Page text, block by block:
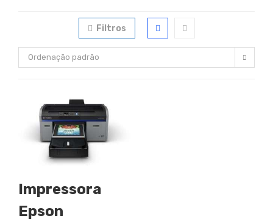
Filtros
Ordenação padrão
Impressora
Epson